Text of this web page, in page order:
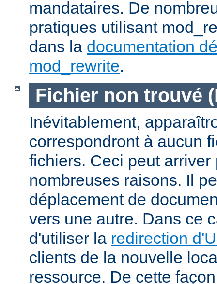
mandataires. De
pratiques utilisant
dans la documentation
mod_rewrite.
Fichier non trouvé
Inévitablement,
correspondront à aucun
fichiers. Ceci peut arriver
nombreuses raisons. Il
déplacement de
vers une autre. Dans ce
d'utiliser la redirection
clients de la nouvelle
ressource. De cette